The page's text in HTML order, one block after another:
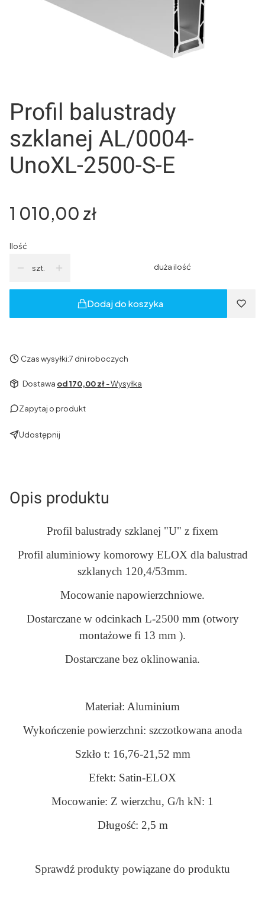
Profil balustrady
szklanej AL/0004-
UnoXL-2500-S-E
Cena
1 010,00 zł
Ilość
szt. duża ilość
Dodaj do koszyka
Czas wysyłki:7 dni roboczych
Dostawa od 170,00 zł- Wysyłka
Zapytaj o produkt
Udostępnij
Opis produktu
Profil balustrady szklanej "U" z fixem
Profil aluminiowy komorowy ELOX dla balustrad
szklanych 120,4/53mm.
Mocowanie napowierzchniowe.
Dostarczane w odcinkach L-2500 mm (otwory
montażowe fi 13 mm ).
Dostarczane bez oklinowania.
Materiał: Aluminium
Wykończenie powierzchni: szczotkowana anoda
Szkło t: 16,76-21,52 mm
Efekt: Satin-ELOX
Mocowanie: Z wierzchu, G/h kN: 1
Długość: 2,5 m
Sprawdź produkty powiązane do produktu